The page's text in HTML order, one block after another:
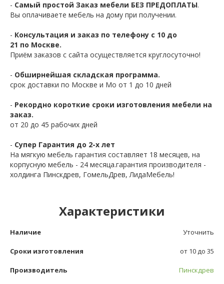
- Самый простой Заказ мебели БЕЗ ПРЕДОПЛАТЫ.
Вы оплачиваете мебель на дому при получении.
- Консультация и заказ по телефону с 10 до
21 по Москве.
Приём заказов с сайта осуществляется круглосуточно!
- Обширнейшая складская программа.
срок доставки по Москве и Мо от 1 до 10 дней
- Рекордно короткие сроки изготовления мебели на
заказ.
от 20 до 45 рабочих дней
- Супер Гарантия до 2-х лет
На мягкую мебель гарантия составляет 18 месяцев, на
корпусную мебель - 24 месяца.гарантия производителя -
холдинга Пинскдрев, ГомельДрев, ЛидаМебель!
Характеристики
Наличие Уточнить
Сроки изготовления от 10 до 35
Производитель Пинскдрев